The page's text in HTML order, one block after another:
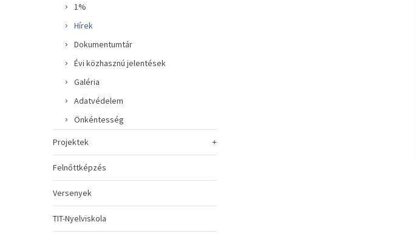
1%
Hírek
Dokumentumtár
Évi közhasznú jelentések
Galéria
Adatvédelem
Önkéntesség
Projektek
Felnőttképzés
Versenyek
TIT-Nyelviskola